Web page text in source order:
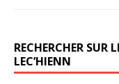
k
RECHERCHER SUR
LEC’HIENN